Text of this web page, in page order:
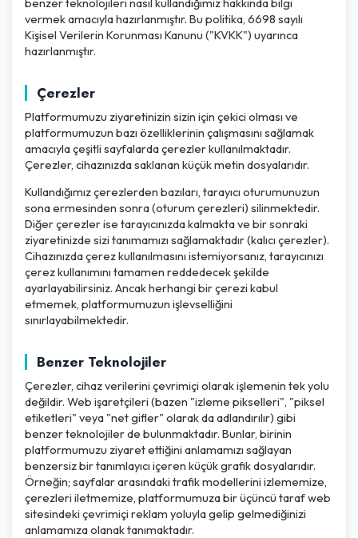
vermek amacıyla hazırlanmıştır. Bu politika, 6698 sayılı
Kişisel Verilerin Korunması Kanunu ("KVKK") uyarınca
hazırlanmıştır.
Çerezler
Platformumuzu ziyaretinizin sizin için çekici olması ve
platformumuzun bazı özelliklerinin çalışmasını sağlamak
amacıyla çeşitli sayfalarda çerezler kullanılmaktadır.
Çerezler, cihazınızda saklanan küçük metin dosyalarıdır.
Kullandığımız çerezlerden bazıları, tarayıcı oturumunuzun
sona ermesinden sonra (oturum çerezleri) silinmektedir.
Diğer çerezler ise tarayıcınızda kalmakta ve bir sonraki
ziyaretinizde sizi tanımamızı sağlamaktadır (kalıcı çerezler).
Cihazınızda çerez kullanılmasını istemiyorsanız, tarayıcınızı
çerez kullanımını tamamen reddedecek şekilde
ayarlayabilirsiniz. Ancak herhangi bir çerezi kabul
etmemek, platformumuzun işlevselliğini
sınırlayabilmektedir.
Benzer Teknolojiler
Çerezler, cihaz verilerini çevrimiçi olarak işlemenin tek yolu
değildir. Web işaretçileri (bazen "izleme pikselleri", "piksel
etiketleri" veya "net gifler" olarak da adlandırılır) gibi
benzer teknolojiler de bulunmaktadır. Bunlar, birinin
platformumuzu ziyaret ettiğini anlamamızı sağlayan
benzersiz bir tanımlayıcı içeren küçük grafik dosyalarıdır.
Örneğin; sayfalar arasındaki trafik modellerini izlememize,
çerezleri iletmemize, platformumuza bir üçüncü taraf web
sitesindeki çevrimiçi reklam yoluyla gelip gelmediğinizi
anlamamıza olanak tanımaktadır.